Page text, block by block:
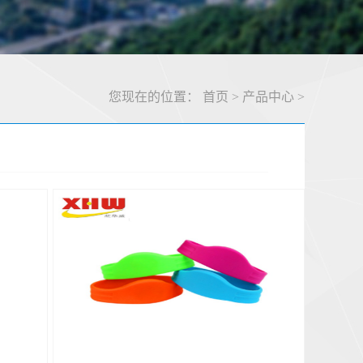
您现在的位置： 首页 > 产品中心 >